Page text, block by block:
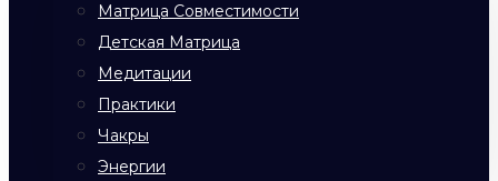
Матрица Совместимости
Детская Матрица
Медитации
Практики
Чакры
Энергии